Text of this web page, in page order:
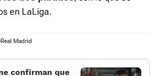
en LaLiga.
Real Madrid
confirman que